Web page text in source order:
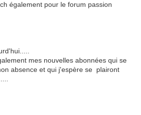
également pour le forum passion
mes nouvelles abonnées qui se
absence et qui j'espère se plairont